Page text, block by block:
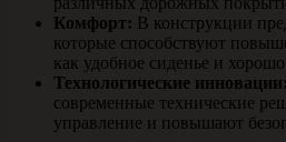
Комфорт: В конструкции
которые способствуют
как удобное сиденье и
Технологические инновации:
современные технические
управление и повышают